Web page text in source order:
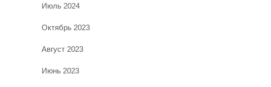
Июль 2024
Октябрь 2023
Август 2023
Июнь 2023